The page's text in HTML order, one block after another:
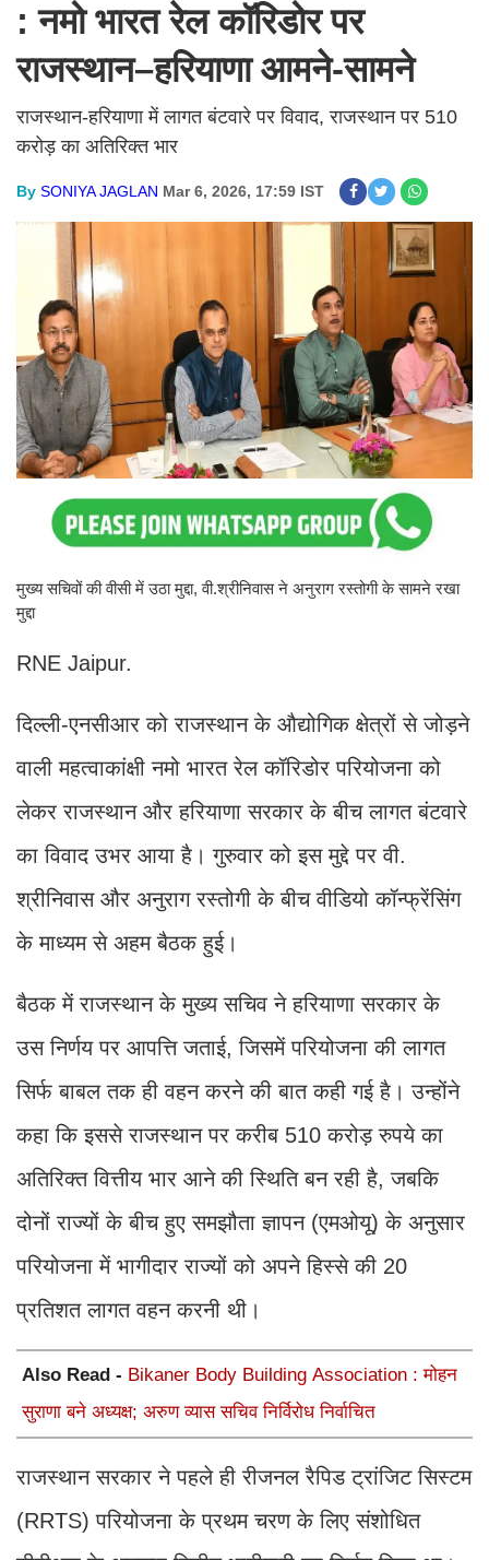
: नमो भारत रेल कॉरिडोर पर
राजस्थान–हरियाणा आमने-सामने
राजस्थान-हरियाणा में लागत बंटवारे पर विवाद, राजस्थान पर 510
करोड़ का अतिरिक्त भार
By SONIYA JAGLAN Mar 6, 2026, 17:59 IST
मुख्य सचिवों की वीसी में उठा मुद्दा, वी.श्रीनिवास ने अनुराग रस्तोगी के सामने रखा
मुद्दा
RNE Jaipur.
दिल्ली-एनसीआर को राजस्थान के औद्योगिक क्षेत्रों से जोड़ने
वाली महत्वाकांक्षी नमो भारत रेल कॉरिडोर परियोजना को
लेकर राजस्थान और हरियाणा सरकार के बीच लागत बंटवारे
का विवाद उभर आया है। गुरुवार को इस मुद्दे पर वी.
श्रीनिवास और अनुराग रस्तोगी के बीच वीडियो कॉन्फ्रेंसिंग
के माध्यम से अहम बैठक हुई।
बैठक में राजस्थान के मुख्य सचिव ने हरियाणा सरकार के
उस निर्णय पर आपत्ति जताई, जिसमें परियोजना की लागत
सिर्फ बाबल तक ही वहन करने की बात कही गई है। उन्होंने
कहा कि इससे राजस्थान पर करीब 510 करोड़ रुपये का
अतिरिक्त वित्तीय भार आने की स्थिति बन रही है, जबकि
दोनों राज्यों के बीच हुए समझौता ज्ञापन (एमओयू) के अनुसार
परियोजना में भागीदार राज्यों को अपने हिस्से की 20
प्रतिशत लागत वहन करनी थी।
Also Read - Bikaner Body Building Association : मोहन
सुराणा बने अध्यक्ष; अरुण व्यास सचिव निर्विरोध निर्वाचित
राजस्थान सरकार ने पहले ही रीजनल रैपिड ट्रांजिट सिस्टम
(RRTS) परियोजना के प्रथम चरण के लिए संशोधित